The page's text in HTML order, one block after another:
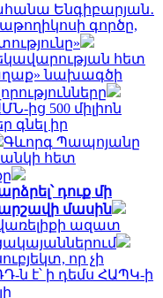
Ենգիբարյան․
գործը,
հետ
նախագծի
ից 500 միլիոն
գնել իր
Գևորգ Պապոյանը
հետ
դուք մի
մասին
ազատ
որ չի
ն է՝ ի դեմս ՀԱՊԿ-ի